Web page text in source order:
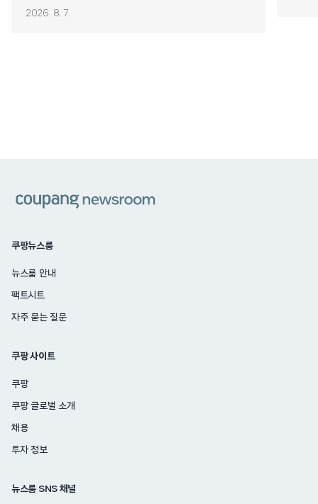
2026. 8. 7.
쿠팡뉴스룸
뉴스룸 안내
팩트시트
자주 묻는 질문
쿠팡 사이트
쿠팡
쿠팡 글로벌 소개
채용
투자 정보
뉴스룸 SNS 채널